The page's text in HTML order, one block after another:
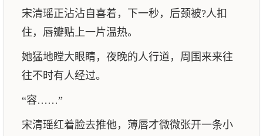
宋清瑶正沾沾自喜着，下一秒，后颈被?人扣
住，唇瓣贴上一片温热。
她猛地瞠大眼睛，夜晚的人行道，周围来来往
往不时有人经过。
“容……”
宋清瑶红着脸去推他，薄唇才微微张开一条小